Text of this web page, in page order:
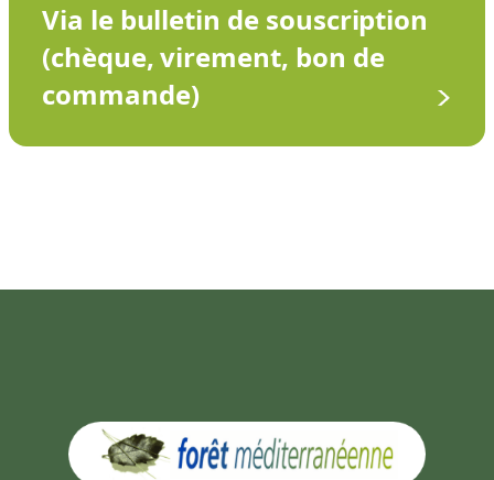
Via le bulletin de souscription
(chèque, virement, bon de
commande)